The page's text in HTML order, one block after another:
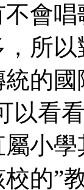
會
所
的
以看
小
的”